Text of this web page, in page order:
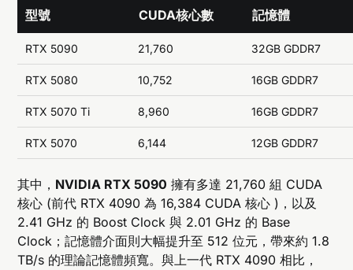
型號 CUDA核心數 記憶體
RTX 5090 21,760 32GB GDDR7
RTX 5080 10,752 16GB GDDR7
RTX 5070 Ti 8,960 16GB GDDR7
RTX 5070 6,144 12GB GDDR7
其中， NVIDIA RTX 5090 擁有多達 21,760 組 CUDA
核心 (前代 RTX 4090 為 16,384 CUDA 核心 )，以及
2.41 GHz 的 Boost Clock 與 2.01 GHz 的 Base
Clock；記憶體介面則大幅提升至 512 位元，帶來約 1.8
TB/s 的理論記憶體頻寬。與上一代 RTX 4090 相比，